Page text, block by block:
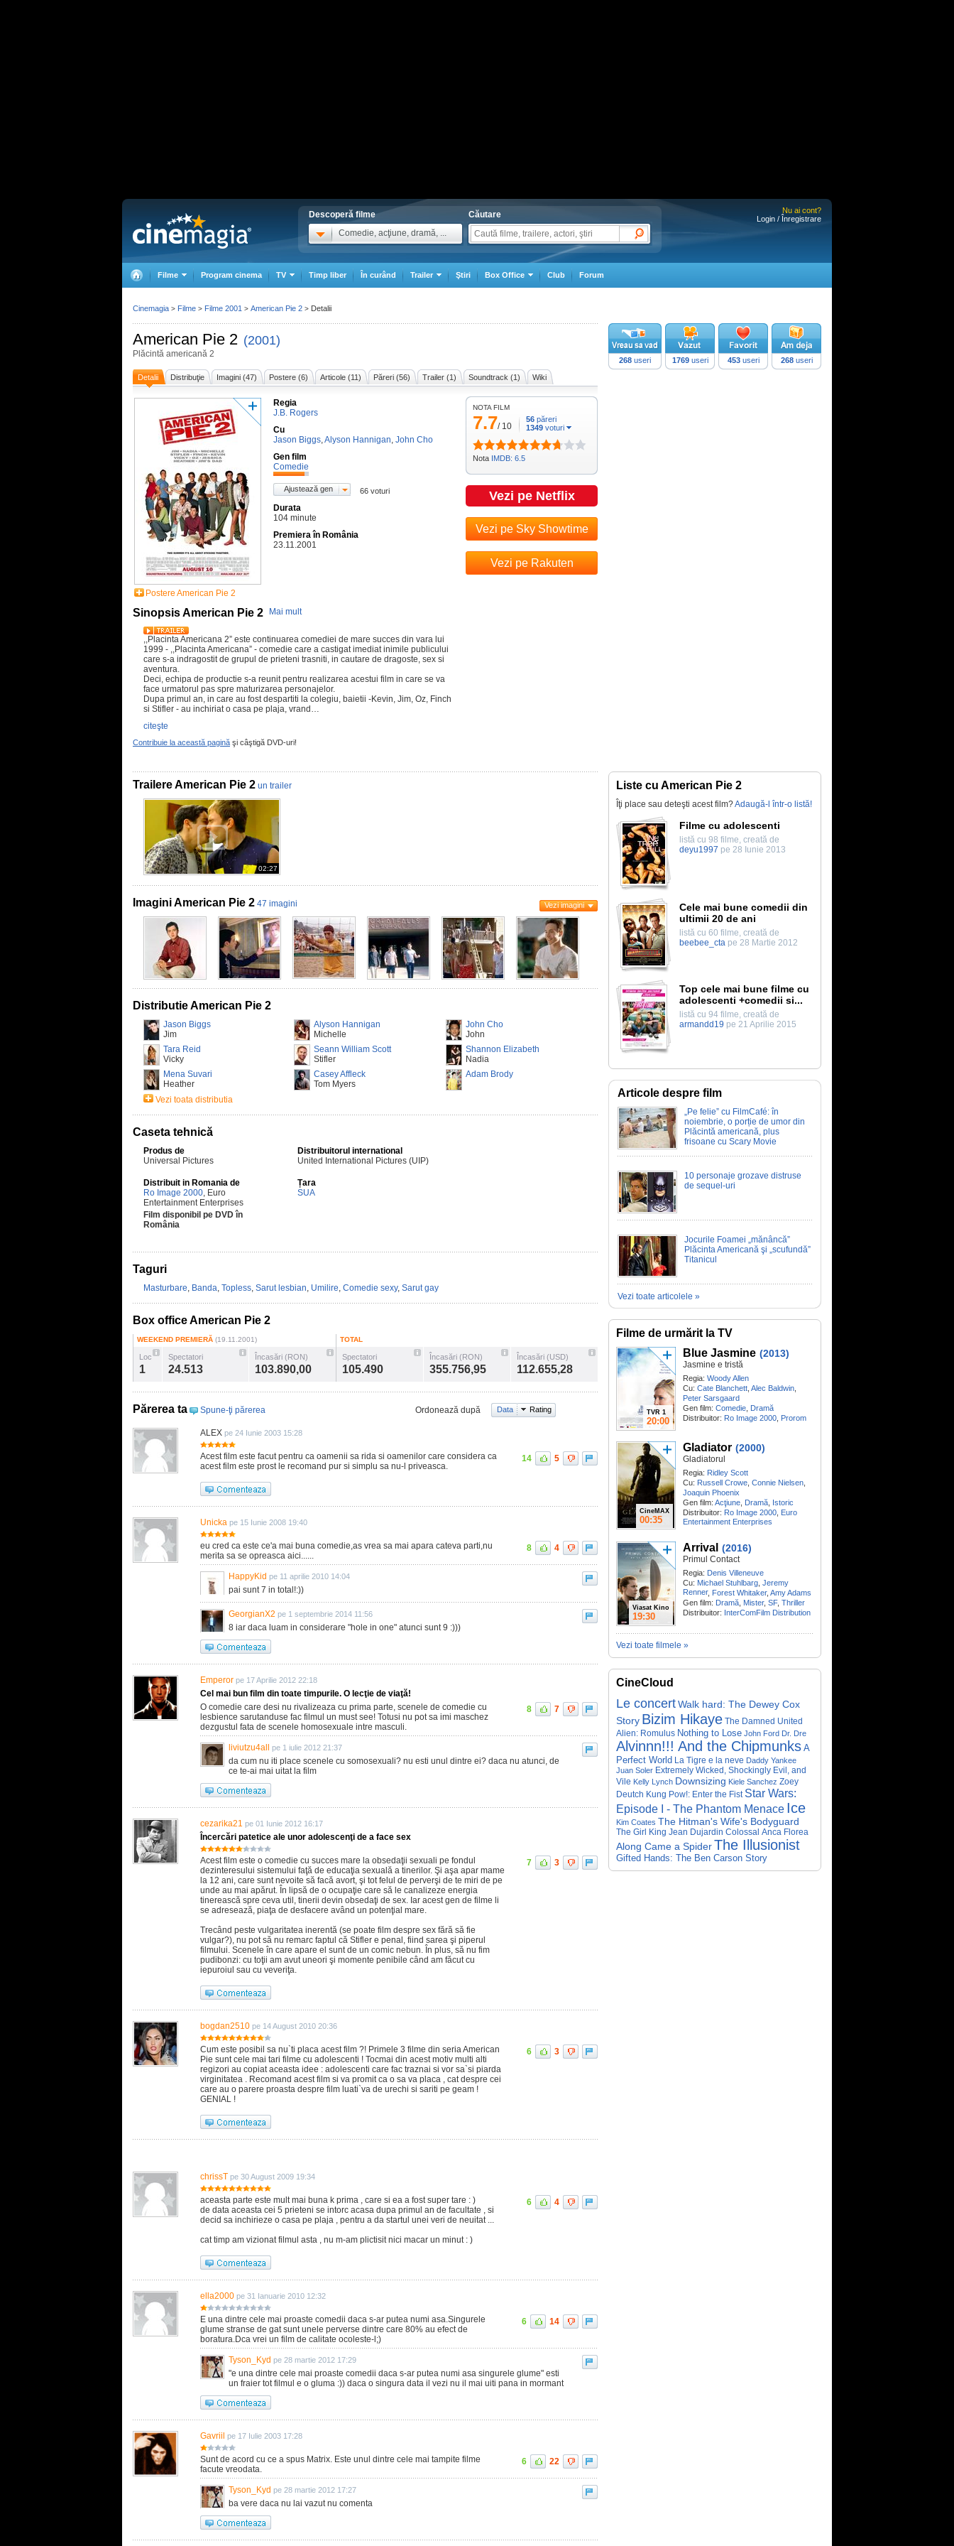
Descoperă filme
Comedie, acţiune, dramă, ...
Căutare
Nu ai cont?
Login / Înregistrare
Filme Program cinema TV Timp liber În curând Trailer Ştiri Box Office Club Forum
American Pie 2 (2001)
Plăcintă americană 2
Detalii Distribuţie Imagini (47) Postere (6) Articole (11) Păreri (56) Trailer (1) Soundtrack (1) Wiki
Postere American Pie 2
Regia
J.B. Rogers
Cu
Jason Biggs,Alyson Hannigan, John Cho
Gen film
Comedie
Ajustează gen 66 voturi
Durata
104 minute
Premiera în România
23.11.2001
Sinopsis American Pie 2 Mai mult
,,Placinta Americana 2” este continuarea comediei de mare succes din vara lui
1999 - ,,Placinta Americana” - comedie care a castigat imediat inimile publicului
care s-a indragostit de grupul de prieteni trasniti, in cautare de dragoste, sex si
aventura.
Deci, echipa de productie s-a reunit pentru realizarea acestui film in care se va
face urmatorul pas spre maturizarea personajelor.
Dupa primul an, in care au fost despartiti la colegiu, baietii -Kevin, Jim, Oz, Finch
si Stifler - au inchiriat o casa pe plaja, vrand…
citeşte
Contribuie la această pagină şi câştigă DVD-uri!
NOTA FILM
7.7/ 10
56 păreri
1349 voturi
Nota IMDB: 6.5
Vezi pe Netflix
Vezi pe Sky Showtime
Vezi pe Rakuten
268 useri 1769useri 453useri 268useri
Trailere American Pie 2 un trailer
02:27
Imagini American Pie 2 47 imagini Vezi imagini
Distributie American Pie 2
Jason Biggs
Jim
Alyson Hannigan
Michelle
John Cho
John
Tara Reid
Vicky
Seann William Scott
Stifler
Shannon Elizabeth
Nadia
Mena Suvari
Heather
Casey Affleck
Tom Myers
Adam Brody
Vezi toata distributia
Caseta tehnică
Produs de
Universal Pictures
Distribuitorul international
United International Pictures (UIP)
Distribuit in Romania de
Ro Image 2000, Euro
Entertainment Enterprises
Țara
SUA
Film disponibil pe DVD în
România
Taguri
Masturbare, Banda, Topless, Sarut lesbian, Umilire, Comedie sexy, Sarut gay
Box office American Pie 2
WEEKEND PREMIERĂ (19.11.2001)
Loc
1
Spectatori
24.513
Încasări (RON)
103.890,00
TOTAL
Spectatori
105.490
Încasări (RON)
355.756,95
Încasări (USD)
112.655,28
Părerea ta Spune-ţi părerea Ordonează după Data Rating
ALEX pe 24 Iunie 2003 15:28
Acest film este facut pentru ca oamenii sa rida si oamenilor care considera ca
acest film este prost le recomand pur si simplu sa nu-l priveasca.
14 5
Unicka pe 15 Iunie 2008 19:40
eu cred ca este ce'a mai buna comedie,as vrea sa mai apara cateva parti,nu
merita sa se opreasca aici......
8 4
HappyKid pe 11 aprilie 2010 14:04
pai sunt 7 in total!:))
GeorgianX2 pe 1 septembrie 2014 11:56
8 iar daca luam in considerare "hole in one" atunci sunt 9 :)))
Emperor pe 17 Aprilie 2012 22:18
Cel mai bun film din toate timpurile. O lecţie de viaţă!
O comedie care desi nu rivalizeaza cu prima parte, scenele de comedie cu
lesbience sarutanduse fac filmul un must see! Totusi nu pot sa imi maschez
dezgustul fata de scenele homosexuale intre masculi.
8 7
liviutzu4all pe 1 iulie 2012 21:37
da cum nu iti place scenele cu somosexuali? nu esti unul dintre ei? daca nu atunci, de
ce te-ai mai uitat la film
cezarika21 pe 01 Iunie 2012 16:17
Încercări patetice ale unor adolescenţi de a face sex
Acest film este o comedie cu succes mare la obsedaţii sexuali pe fondul
dezinteresului sistemului faţă de educaţia sexuală a tinerilor. Şi aşa apar mame
la 12 ani, care sunt nevoite să facă avort, şi tot felul de perverşi de te miri de pe
unde au mai apărut. În lipsă de o ocupaţie care să le canalizeze energia
tinerească spre ceva util, tinerii devin obsedaţi de sex. Iar acest gen de filme li
se adresează, piaţa de desfacere având un potenţial mare.
Trecând peste vulgaritatea inerentă (se poate film despre sex fără să fie
vulgar?), nu pot să nu remarc faptul că Stifler e penal, fiind sarea şi piperul
filmului. Scenele în care apare el sunt de un comic nebun. În plus, să nu fim
pudibonzi: cu toţii am avut uneori şi momente penibile când am făcut cu
iepuroiul sau cu veveriţa.
7 3
bogdan2510 pe 14 August 2010 20:36
Cum este posibil sa nu`ti placa acest film ?! Primele 3 filme din seria American
Pie sunt cele mai tari filme cu adolescenti ! Tocmai din acest motiv multi alti
regizori au copiat aceasta idee : adolescenti care fac traznai si vor sa`si piarda
virginitatea . Recomand acest film si va promit ca o sa va placa , cat despre cei
care au o parere proasta despre film luati`va de urechi si sariti pe geam !
GENIAL !
6 3
chrissT pe 30 August 2009 19:34
aceasta parte este mult mai buna k prima , care si ea a fost super tare : )
de data aceasta cei 5 prieteni se intorc acasa dupa primul an de facultate , si
decid sa inchirieze o casa pe plaja , pentru a da startul unei veri de neuitat ...
cat timp am vizionat filmul asta , nu m-am plictisit nici macar un minut : )
6 4
ella2000 pe 31 Ianuarie 2010 12:32
E una dintre cele mai proaste comedii daca s-ar putea numi asa.Singurele
glume stranse de gat sunt unele perverse dintre care 80% au efect de
boratura.Dca vrei un film de calitate ocoleste-l;)
6 14
Tyson_Kyd pe 28 martie 2012 17:29
"e una dintre cele mai proaste comedii daca s-ar putea numi asa singurele glume" esti
un fraier tot filmul e o gluma :)) daca o singura data il vezi nu il mai uiti pana in mormant
Gavriil pe 17 Iulie 2003 17:28
Sunt de acord cu ce a spus Matrix. Este unul dintre cele mai tampite filme
facute vreodata.
6 22
Tyson_Kyd pe 28 martie 2012 17:27
ba vere daca nu lai vazut nu comenta
Liste cu American Pie 2
Îţi place sau deteşti acest film?Adaugă-l într-o listă!
Filme cu adolescenti
listă cu 98 filme, creată de
deyu1997 pe 28 Iunie 2013
Cele mai bune comedii din
ultimii 20 de ani
listă cu 60 filme, creată de
beebee_cta pe 28 Martie 2012
Top cele mai bune filme cu
adolescenti +comedii si...
listă cu 94 filme, creată de
armandd19 pe 21 Aprilie 2015
Articole despre film
„Pe felie” cu FilmCafé: în
noiembrie, o porție de umor din
Plăcintă americană, plus
frisoane cu Scary Movie
10 personaje grozave distruse
de sequel-uri
Jocurile Foamei „mănâncă”
Plăcinta Americană şi „scufundă”
Titanicul
Vezi toate articolele »
Filme de urmărit la TV
TVR 1
20:00
Blue Jasmine (2013)
Jasmine e tristă
Regia: Woody Allen
Cu: Cate Blanchett Alec Baldwin
Peter Sarsgaard
Gen film: Comedie Dramă
Distribuitor: Ro Image 2000 Prorom
CineMAX
00:35
Gladiator (2000)
Gladiatorul
Regia: Ridley Scott
Cu: Russell Crowe Connie Nielsen
Joaquin Phoenix
Gen film: Acţiune Dramă Istoric
Distribuitor: Ro Image 2000 Euro
Entertainment Enterprises
Viasat Kino
19:30
Arrival (2016)
Primul Contact
Regia: Denis Villeneuve
Cu: Michael Stuhlbarg Jeremy
Renner, Forest Whitaker, Amy Adams
Gen film: Dramă Mister, SF, Thriller
Distribuitor: InterComFilm Distribution
Vezi toate filmele »
CineCloud
Le concert Walk hard: The Dewey Cox
Story Bizim Hikaye The Damned United
Alien: Romulus Nothing to Lose John Ford Dr. Dre
Alvinnn!!! And the Chipmunks A
Perfect World
La Tigre e la neve Daddy Yankee
Juan Soler Extremely Wicked, Shockingly Evil, and
Vile Kelly Lynch Downsizing Kiele Sanchez Zoey
Deutch Kung Pow!: Enter the Fist Star Wars:
Episode I - The Phantom Menace Ice
Kim Coates The Hitman's Wife's Bodyguard
The Girl King Jean Dujardin Colossal Anca Florea
Along Came a Spider The Illusionist
Gifted Hands: The Ben Carson Story
Cinemagia > Filme > Filme 2001 > American Pie 2 > Detalii